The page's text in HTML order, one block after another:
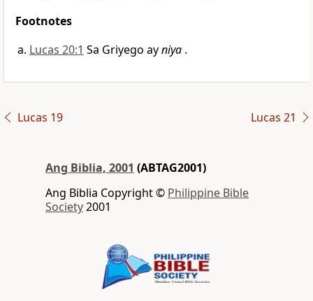
Footnotes
Lucas 20:1 Sa Griyego ayniya .
Lucas 19 Lucas 21
Ang Biblia, 2001 (ABTAG2001)
Ang Biblia Copyright © Philippine Bible
Society2001